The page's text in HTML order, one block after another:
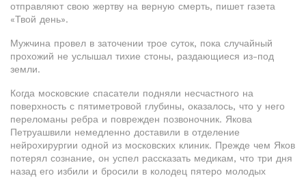
отправляют свою жертву на верную смерть, пишет газета
«Твой день».
Мужчина провел в заточении трое суток, пока случайный
прохожий не услышал тихие стоны, раздающиеся из-под
земли.
Когда московские спасатели подняли несчастного на
поверхность с пятиметровой глубины, оказалось, что у него
переломаны ребра и поврежден позвоночник. Якова
Петруашвили немедленно доставили в отделение
нейрохирургии одной из московских клиник. Прежде чем Яков
потерял сознание, он успел рассказать медикам, что три дня
назад его избили и бросили в колодец пятеро молодых